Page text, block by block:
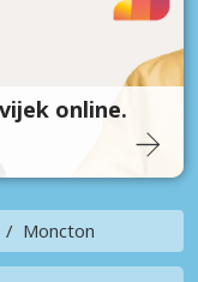
online.
Moncton